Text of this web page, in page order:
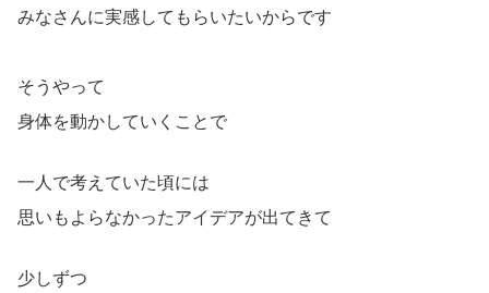
みなさんに実感してもらいたいからです
そうやって
身体を動かしていくことで
一人で考えていた頃には
思いもよらなかったアイデアが出てきて
少しずつ